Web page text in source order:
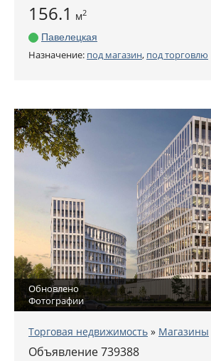
156.1 м2
Павелецкая
Назначение: под магазин, под торговлю
Обновлено
Фотографии
Торговая недвижимость » Магазины
Объявление 739388